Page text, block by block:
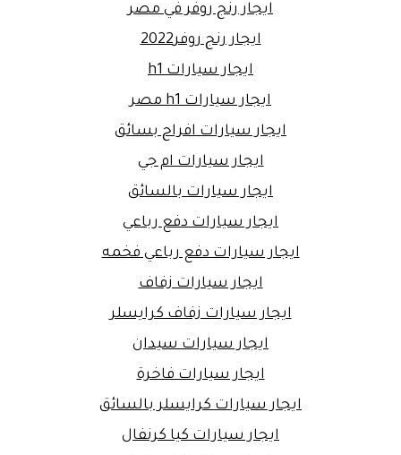
ايجار رنج روفر في مصر
ايجار رنج روفر2022
ايجار سيارات h1
ايجار سيارات h1 مصر
ايجار سيارات افراح بسائق
ايجار سيارات ام جي
ايجار سيارات بالسائق
ايجار سيارات دفع رباعي
ايجار سيارات دفع رباعي فخمه
ايجار سيارات زفاف
ايجار سيارات زفاف كرايسلر
ايجار سيارات سيدان
ايجار سيارات فاخرة
ايجار سيارات كرايسلر بالسائق
ايجار سيارات كيا كرنفال